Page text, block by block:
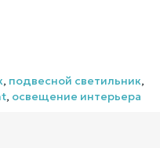
, подвесной светильник,
, освещение интерьера